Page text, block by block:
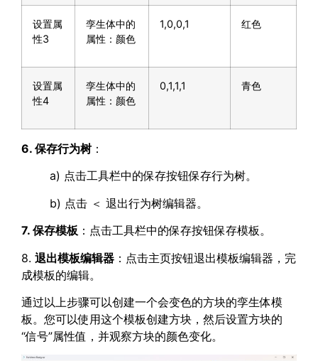
设置属
性3
孪生体中的
属性：颜色
1,0,0,1 红色
设置属
性4
孪生体中的
属性：颜色
0,1,1,1 青色
6. 保存行为树：
a) 点击工具栏中的保存按钮保存行为树。
b) 点击 ＜ 退出行为树编辑器。
7. 保存模板 ：点击工具栏中的保存按钮保存模板。
8. 退出模板编辑器 ：点击主页按钮退出模板编辑器，完
成模板的编辑。
通过以上步骤可以创建一个会变色的方块的孪生体模
板。您可以使用这个模板创建方块，然后设置方块的
“信号”属性值，并观察方块的颜色变化。